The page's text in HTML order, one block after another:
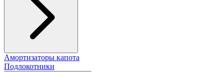
Амортизаторы капота
Подлокотники